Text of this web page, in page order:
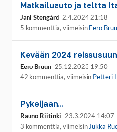
Matkailuauto ja teltta
Jani Stengård 2.4.2024 21:18
5 kommenttia, viimeisin Eero
Kevään 2024
Eero Bruun 25.12.2023 19:50
42 kommenttia, viimeisin Petteri
Pykeijaan...
Rauno Riitinki 23.3.2024 14:07
3 kommenttia, viimeisin Jukka